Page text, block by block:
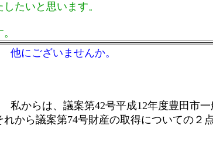
たいと思います。
にございませんか。
私からは、議案第42号平成12年度豊田市一
から議案第74号財産の取得についての２